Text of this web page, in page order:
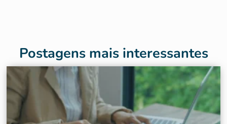
Postagens mais interessantes